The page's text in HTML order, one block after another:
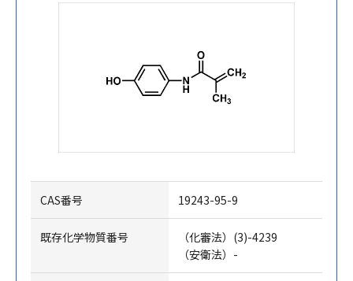
CAS番号 19243-95-9
既存化学物質番号
（化審法）(3)-4239
（安衛法）-